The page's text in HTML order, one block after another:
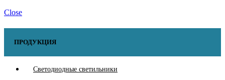
Close
ПРОДУКЦИЯ
Светодиодные светильники